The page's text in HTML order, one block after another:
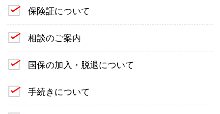
保険証について
相談のご案内
国保の加入・脱退について
手続きについて